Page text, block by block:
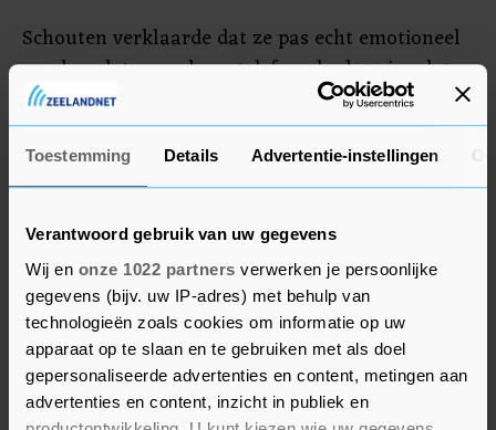
Toestemming Details Advertentie-instellingen
Verantwoord gebruik van uw gegevens
Wij en onze 1022 partners verwerken je persoonlijke
gegevens (bijv. uw IP-adres) met behulp van
technologieën zoals cookies om informatie op uw
apparaat op te slaan en te gebruiken met als doel
gepersonaliseerde advertenties en content, metingen aan
advertenties en content, inzicht in publiek en
Schouten verklaarde dat ze pas echt emotioneel
werd, nadat ze op haar telefoon had gezien dat
het afscheid officieel bekend was. "Vanaf toen
kreeg ik elke keer tranen in mijn ogen, hier in
Heerenveen ook", zei ze. "Ik wil de Thialf-fans
enorm bedanken voor alles. Het heeft me heel
veel vreugde gebracht, moed en motivatie om te
winnen."